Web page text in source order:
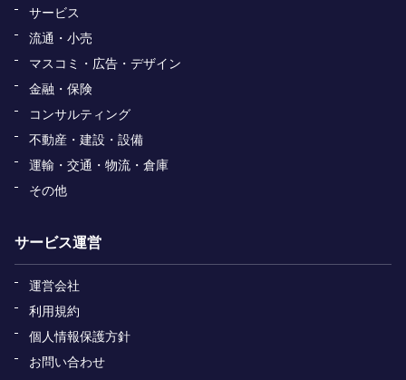
サービス
流通・小売
マスコミ・広告・デザイン
金融・保険
コンサルティング
不動産・建設・設備
運輸・交通・物流・倉庫
その他
サービス運営
運営会社
利用規約
個人情報保護方針
お問い合わせ